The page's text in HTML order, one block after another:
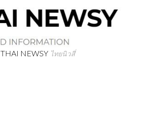
THAI NEWSY ไทยนิวสี่